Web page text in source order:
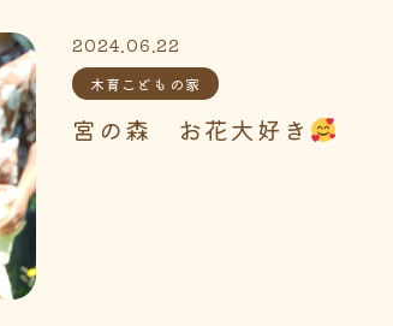
2024.06.22
木育こどもの家
宮の森 お花大好き